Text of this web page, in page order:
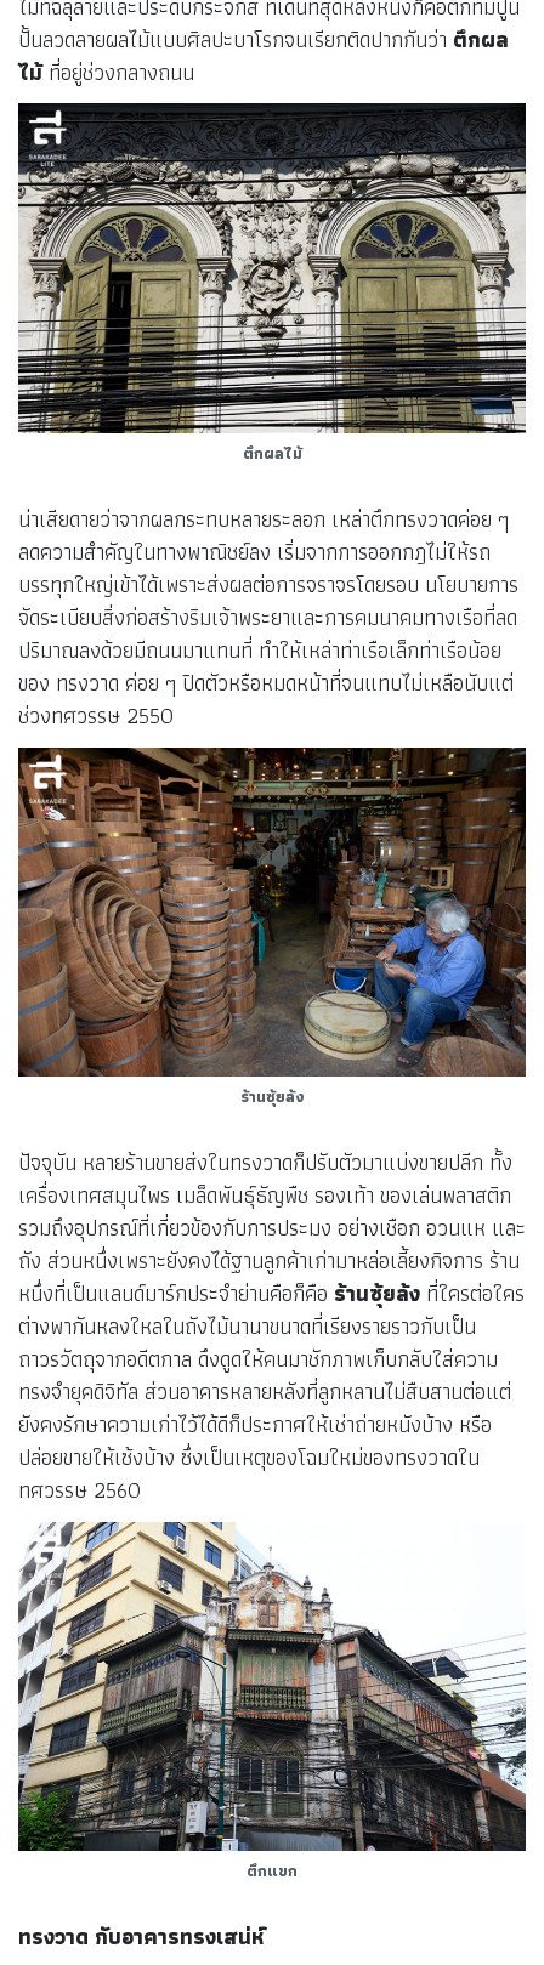
ปั้นลวดลายผลไม้แบบศิลปะบาโรกจนเรียกติดปากกันว่า ตึกผล
ไม้ที่อยู่ช่วงกลางถนน
ตึกผลไม้
น่าเสียดายว่าจากผลกระทบหลายระลอก เหล่าตึกทรงวาดค่อย ๆ
ลดความสำคัญในทางพาณิชย์ลง เริ่มจากการออกกฎไม่ให้รถ
บรรทุกใหญ่เข้าได้เพราะส่งผลต่อการจราจรโดยรอบ นโยบายการ
จัดระเบียบสิ่งก่อสร้างริมเจ้าพระยาและการคมนาคมทางเรือที่ลด
ปริมาณลงด้วยมีถนนมาแทนที่ ทำให้เหล่าท่าเรือเล็กท่าเรือน้อย
ของ ทรงวาด ค่อย ๆ ปิดตัวหรือหมดหน้าที่จนแทบไม่เหลือนับแต่
ช่วงทศวรรษ 2550
ร้านซุ้ยล้ง
ปัจจุบัน หลายร้านขายส่งในทรงวาดก็ปรับตัวมาแบ่งขายปลีก ทั้ง
เครื่องเทศสมุนไพร เมล็ดพันธุ์ธัญพืช รองเท้า ของเล่นพลาสติก
รวมถึงอุปกรณ์ที่เกี่ยวข้องกับการประมง อย่างเชือก อวนแห และ
ถัง ส่วนหนึ่งเพราะยังคงได้ฐานลูกค้าเก่ามาหล่อเลี้ยงกิจการ ร้าน
หนึ่งที่เป็นแลนด์มาร์กประจำย่านคือก็คือ ร้านซุ้ยล้ง ที่ใครต่อใคร
ต่างพากันหลงใหลในถังไม้นานาขนาดที่เรียงรายราวกับเป็น
ถาวรวัตถุจากอดีตกาล ดึงดูดให้คนมาชักภาพเก็บกลับใส่ความ
ทรงจำยุคดิจิทัล ส่วนอาคารหลายหลังที่ลูกหลานไม่สืบสานต่อแต่
ยังคงรักษาความเก่าไว้ได้ดีก็ประกาศให้เช่าถ่ายหนังบ้าง หรือ
ปล่อยขายให้เซ้งบ้าง ซึ่งเป็นเหตุของโฉมใหม่ของทรงวาดใน
ทศวรรษ 2560
ตึกแขก
ทรงวาด กับอาคารทรงเสน่ห์